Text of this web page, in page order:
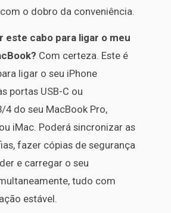
o dobro da conveniência.
este cabo para ligar o meu
Com certeza. Este é
ligar o seu iPhone
portas USB-C ou
4 do seu MacBook Pro,
iMac. Poderá sincronizar as
fazer cópias de segurança
e carregar o seu
tudo com
estável.